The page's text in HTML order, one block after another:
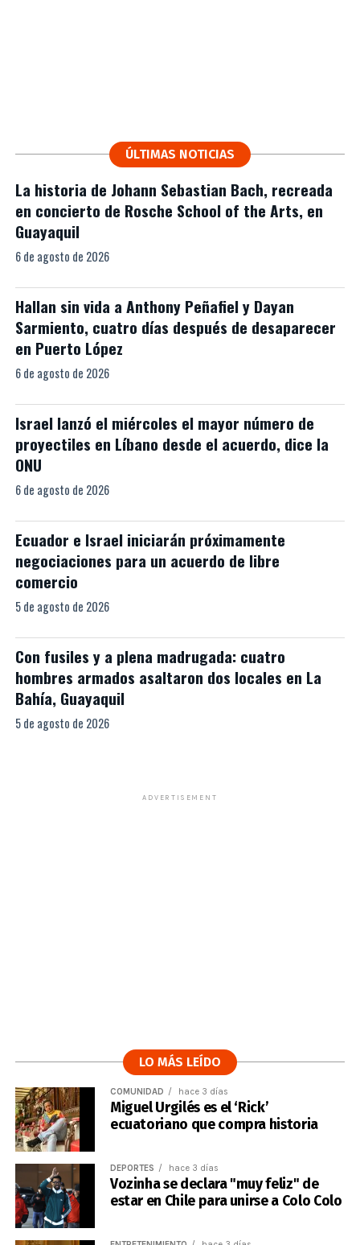
ÚLTIMAS NOTICIAS
La historia de Johann Sebastian Bach, recreada
en concierto de Rosche School of the Arts, en
Guayaquil
6 de agosto de 2026
Hallan sin vida a Anthony Peñafiel y Dayan
Sarmiento, cuatro días después de desaparecer
en Puerto López
6 de agosto de 2026
Israel lanzó el miércoles el mayor número de
proyectiles en Líbano desde el acuerdo, dice la
ONU
6 de agosto de 2026
Ecuador e Israel iniciarán próximamente
negociaciones para un acuerdo de libre
comercio
5 de agosto de 2026
Con fusiles y a plena madrugada: cuatro
hombres armados asaltaron dos locales en La
Bahía, Guayaquil
5 de agosto de 2026
ADVERTISEMENT
LO MÁS LEÍDO
COMUNIDAD hace 3 días
Miguel Urgilés es el ‘Rick’
ecuatoriano que compra historia
DEPORTES hace 3 días
Vozinha se declara "muy feliz" de
estar en Chile para unirse a Colo Colo